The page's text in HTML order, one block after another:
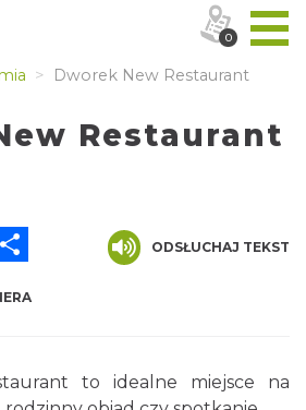
Dworek New Restaurant
Restaurant
Messenger
ODSŁUCHAJ TEKST
to idealne miejsce na
0